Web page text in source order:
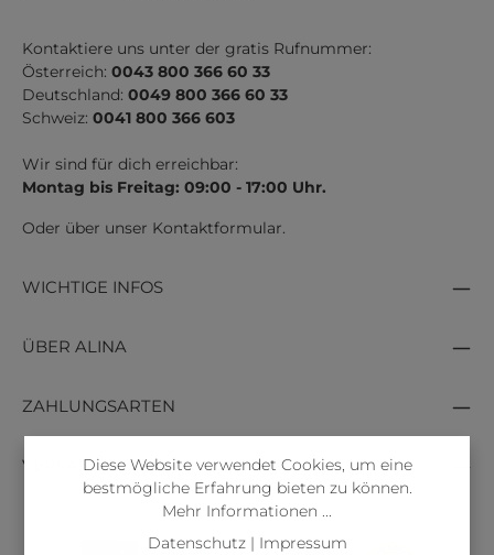
Kontaktiere uns unter der gratis Rufnummer:
Österreich: 0043 800 366 60 33
Deutschland: 0049 800 366 60 33
Schweiz: 0041 800 366 603
Wir sind für dich erreichbar:
Montag bis Freitag: 09:00 - 17:00 Uhr.
Oder über unser Kontaktformular.
WICHTIGE INFOS
ÜBER ALINA
ZAHLUNGSARTEN
VERSANDARTEN
Diese Website verwendet Cookies, um eine
bestmögliche Erfahrung bieten zu können.
Mehr Informationen ...
Datenschutz| Impressum